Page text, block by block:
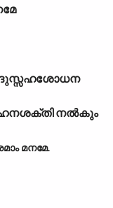
ദുസ്സഹശോധന
നൽകും
മനമേ.